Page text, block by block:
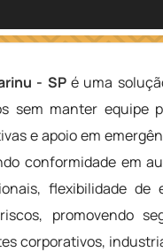
em Jarinu - SP
- SPé uma
sem manter equipe
e apoio em
conformidade em
flexibilidade
promovendo
corporativos,